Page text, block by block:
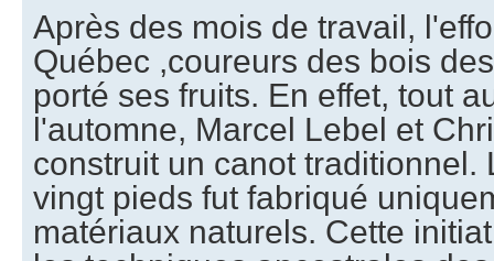
Après des mois de travail,
Québec ,coureurs des bois
porté ses fruits. En effet, tout
l'automne, Marcel Lebel et
construit un canot traditionnel.
vingt pieds fut fabriqué
matériaux naturels. Cette